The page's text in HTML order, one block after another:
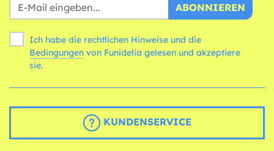
ABONNIEREN
Ich habe die rechtlichen Hinweise und die
Bedingungen
sie.
KUNDENSERVICE